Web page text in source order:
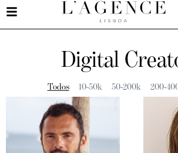
Digital
10-50k 200-
50-200k
Todos